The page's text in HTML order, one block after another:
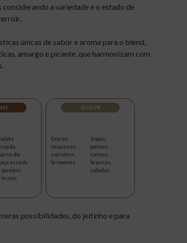
a variedade e o estado de
únicas de sabor e aroma para o blend,
amargo e picante, que harmonizam com
de
assada
queijos
SUAVE
Doces,
mousses,
sorvetes,
brownies
Sopas,
peixes,
carnes
brancas,
saladas
possibilidades, do jeitinho e para